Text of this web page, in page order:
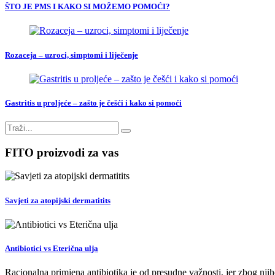
ŠTO JE PMS I KAKO SI MOŽEMO POMOĆI?
Rozaceja – uzroci, simptomi i liječenje
Gastritis u proljeće – zašto je češći i kako si pomoći
FITO proizvodi za vas
Savjeti za atopijski dermatitits
Antibiotici vs Eterična ulja
Racionalna primjena antibiotika je od presudne važnosti, jer zbog